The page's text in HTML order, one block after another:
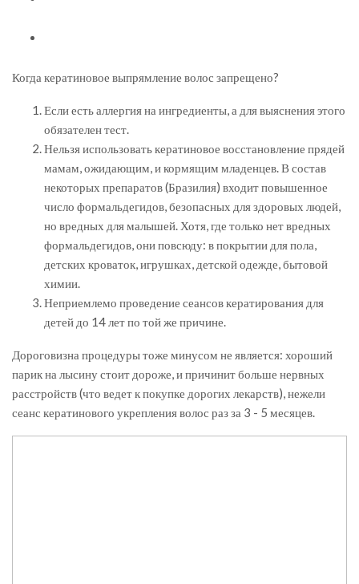
Когда кератиновое выпрямление волос запрещено?
Если есть аллергия на ингредиенты, а для выяснения этого
обязателен тест.
Нельзя использовать кератиновое восстановление прядей
мамам, ожидающим, и кормящим младенцев. В состав
некоторых препаратов (Бразилия) входит повышенное
число формальдегидов, безопасных для здоровых людей,
но вредных для малышей. Хотя, где только нет вредных
формальдегидов, они повсюду: в покрытии для пола,
детских кроваток, игрушках, детской одежде, бытовой
химии.
Неприемлемо проведение сеансов кератирования для
детей до 14 лет по той же причине.
Дороговизна процедуры тоже минусом не является: хороший
парик на лысину стоит дороже, и причинит больше нервных
расстройств (что ведет к покупке дорогих лекарств), нежели
сеанс кератинового укрепления волос раз за 3 - 5 месяцев.